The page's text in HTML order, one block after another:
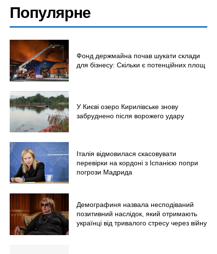
Популярне
Фонд держмайна почав шукати склади
для бізнесу: Скільки є потенційних площ
У Києві озеро Кирилівське знову
забруднено після ворожего удару
Італія відмовилася скасовувати
перевірки на кордоні з Іспанією попри
погрози Мадрида
Демографиня назвала несподіваний
позитивний наслідок, який отримають
українці від тривалого стресу через війну